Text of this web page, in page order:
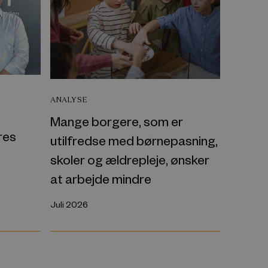
ANALYSE
Mange borgere, som er
utilfredse med børnepasning,
skoler og ældrepleje, ønsker
at arbejde mindre
Juli 2026